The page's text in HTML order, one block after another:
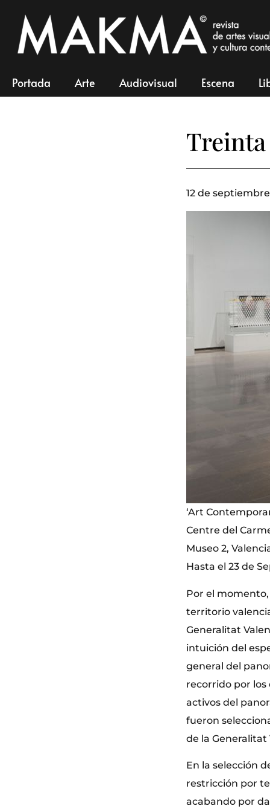
Portada Arte Audiovisual Escena
12 de septiembre
‘Art
Centre del
Museo 2,
Hasta el 23 de
Por el
territorio
Generalitat
intuición del
general del
recorrido por los
activos del
fueron
de la Generalitat
En la selección
restricción por
acabando por